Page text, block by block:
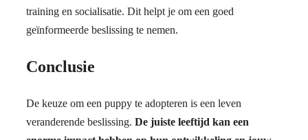
training en socialisatie. Dit helpt je om een goed
geïnformeerde beslissing te nemen.
Conclusie
De keuze om een puppy te adopteren is een leven
veranderende beslissing. De juiste leeftijd kan een